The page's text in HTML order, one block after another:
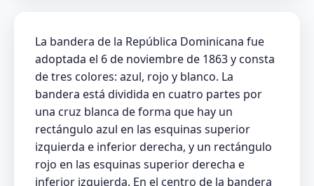
La bandera de la República Dominicana fue
adoptada el 6 de noviembre de 1863 y consta
de tres colores: azul, rojo y blanco. La
bandera está dividida en cuatro partes por
una cruz blanca de forma que hay un
rectángulo azul en las esquinas superior
izquierda e inferior derecha, y un rectángulo
rojo en las esquinas superior derecha e
inferior izquierda. En el centro de la bandera